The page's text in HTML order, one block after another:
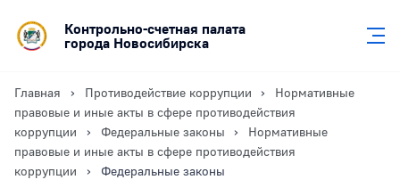
Контрольно-счетная палата
города Новосибирска
Главная Противодействие коррупции
Нормативные
правовые и иные акты в сфере противодействия
коррупции
Федеральные законы
Нормативные
правовые и иные акты в сфере противодействия
коррупции
Федеральные законы